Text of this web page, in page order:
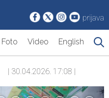
prijava
Foto Video English
| 30.04.2026. 17:08 |